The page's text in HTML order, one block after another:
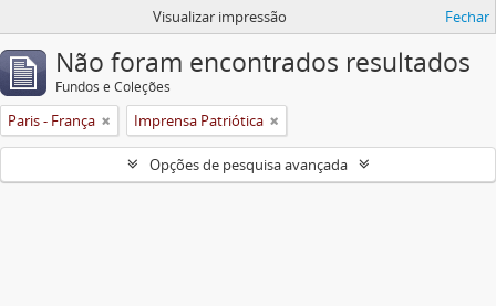
Visualizar impressão Fechar
Não foram encontrados resultados
Fundos e Coleções
Paris - França Imprensa Patriótica
Opções de pesquisa avançada